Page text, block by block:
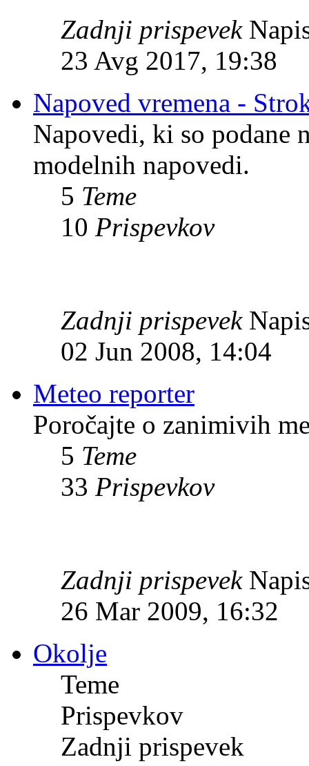
Zadnji prispevek
23 Avg 2017, 19:38
Napoved vremena -
Napovedi, ki so podane
modelnih napovedi.
5 Teme
10 Prispevkov
Zadnji prispevek
02 Jun 2008, 14:04
Meteo reporter
Poročajte o zanimivih
5 Teme
33 Prispevkov
Zadnji prispevek
26 Mar 2009, 16:32
Okolje
Teme
Prispevkov
Zadnji prispevek